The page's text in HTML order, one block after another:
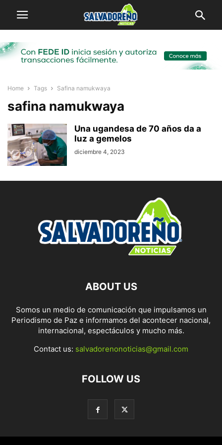
Home Tags Safina namukwaya
safina namukwaya
Una ugandesa de 70 años da a
luz a gemelos
diciembre 4, 2023
ABOUT US
Somos un medio de comunicación que impulsamos un
Periodismo de Paz e informamos del acontecer nacional,
internacional, espectáculos y mucho más.
Contact us: salvadorenonoticias@gmail.com
FOLLOW US